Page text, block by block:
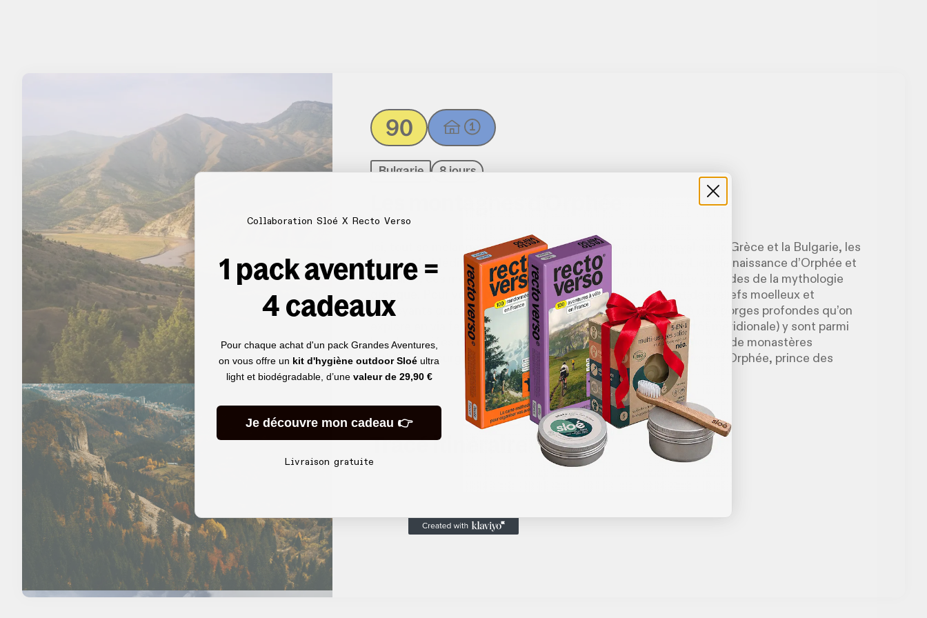
90
Bulgarie 8 jours
Ici, tout se mélange. Les Rhodopes sont un massif à cheval sur la Grèce et la Bulgarie, les
Alpes et la Méditerranée, mais aussi l’histoire et le mythe. Lieu de naissance d’Orphée et
Eurydice, ces montagnes ont été le théâtre d’innombrables épisodes de la mythologie
grecque. Pour votre propre épopée, les Rhodopes étalent des reliefs moelleux et
verdoyants grâce aux nombreuses rivières qui y ont creusé des gorges profondes qu’on
explore en via ferrata. La faune et la flore (tantôt alpine, tantôt méridionale) y sont parmi
les plus variées d’Europe. À proximité de la Grèce, les silhouettes de monastères
orthodoxes surgissent parfois entre les arbres. Un décor digne d’Orphée, prince des
poètes.
Tracé itinéraire
Collaboration Sloé X Recto Verso
1 pack aventure =
4 cadeaux
Pour chaque achat d'un pack Grandes Aventures,
on vous offre un kit d'hygiène outdoor Sloé ultra
light et biodégradable, d’une valeur de 29,90 €
Je découvre mon cadeau 👉
Livraison gratuite